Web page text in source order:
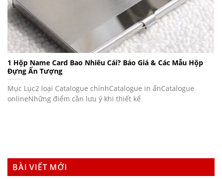
1 Hộp Name Card Bao Nhiêu Cái? Báo Giá & Các Mẫu Hộp
Đựng Ấn Tượng
Mục Lục2 loại Catalogue chínhCatalogue in ấnCatalogue
onlineNhững điểm cần lưu ý khi thiết kế
BÀI VIẾT MỚI